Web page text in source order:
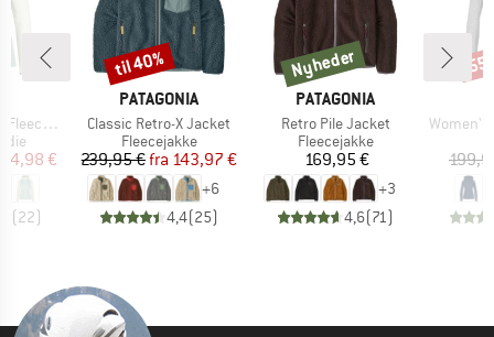
II Zip Hoody
pris
94,98 €
(22)
MÆRKE
PATAGONIA
Artikel
Classic Retro-X Jacket
Produktgruppe
Fleecejakke
Pris
239,95 € Nedsat pris
fra 143,97 €
+6
4,4(25)
Rabat
til 40%
MÆRKE
PATAGONIA
Artikel
Retro Pile Jacket
Produktgruppe
Fleecejakke
Pris
169,95 €
+3
4,6(71)
Nyheder
Nyheder
Artikel
Women's